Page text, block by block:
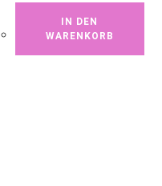
IN DEN
WARENKORB